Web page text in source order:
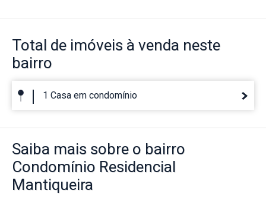
Total de imóveis à venda neste
bairro
1 Casa em condomínio
Saiba mais sobre o bairro
Condomínio Residencial
Mantiqueira